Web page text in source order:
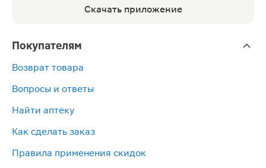
Скачать приложение
Покупателям
Возврат товара
Вопросы и ответы
Найти аптеку
Как сделать заказ
Правила применения скидок